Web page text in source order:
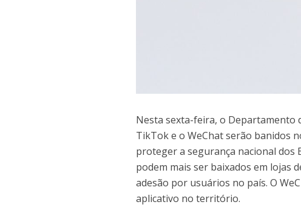
Nesta sexta-feira, o Departamento
TikTok e o WeChat serão banidos
proteger a segurança nacional dos
podem mais ser baixados em lojas
adesão por usuários no país. O
aplicativo no território.